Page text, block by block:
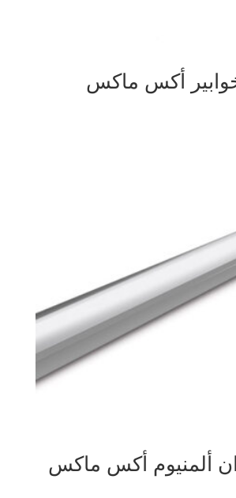
أكس ماكس
ألمنيوم أكس ماكس